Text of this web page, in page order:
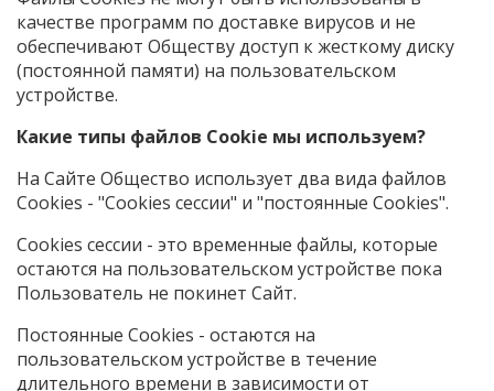
качестве программ по доставке вирусов и не
обеспечивают Обществу доступ к жесткому диску
(постоянной памяти) на пользовательском
устройстве.
Какие типы файлов Cookie мы используем?
На Сайте Общество использует два вида файлов
Cookies - "Cookies сессии" и "постоянные Cookies".
Cookies сессии - это временные файлы, которые
остаются на пользовательском устройстве пока
Пользователь не покинет Сайт.
Постоянные Cookies - остаются на
пользовательском устройстве в течение
длительного времени в зависимости от